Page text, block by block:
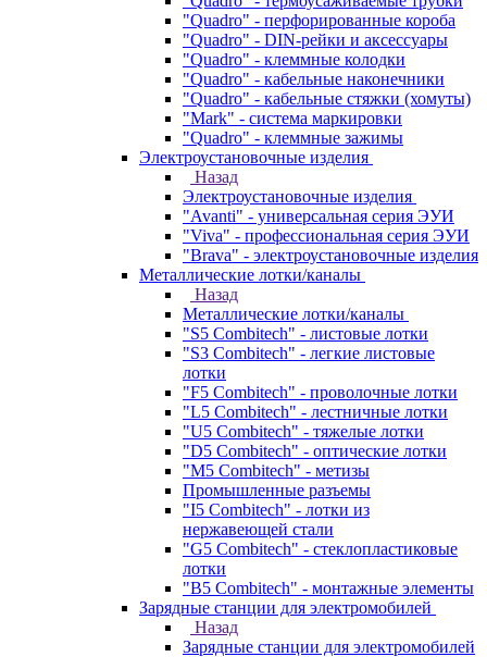
"Quadro" - перфорированные короба
"Quadro" - DIN-рейки и аксессуары
"Quadro" - клеммные колодки
"Quadro" - кабельные наконечники
"Quadro" - кабельные стяжки (хомуты)
"Mark" - система маркировки
"Quadro" - клеммные зажимы
Электроустановочные изделия
Назад
Электроустановочные изделия
"Avanti" - универсальная серия ЭУИ
"Viva" - профессиональная серия ЭУИ
"Brava" - электроустановочные изделия
Металлические лотки/каналы
Назад
Металлические лотки/каналы
"S5 Combitech" - листовые лотки
"S3 Combitech" - легкие листовые
лотки
"F5 Combitech" - проволочные лотки
"L5 Combitech" - лестничные лотки
"U5 Combitech" - тяжелые лотки
"D5 Combitech" - оптические лотки
"M5 Combitech" - метизы
Промышленные разъемы
"I5 Combitech" - лотки из
нержавеющей стали
"G5 Combitech" - стеклопластиковые
лотки
"B5 Combitech" - монтажные элементы
Зарядные станции для электромобилей
Назад
Зарядные станции для электромобилей